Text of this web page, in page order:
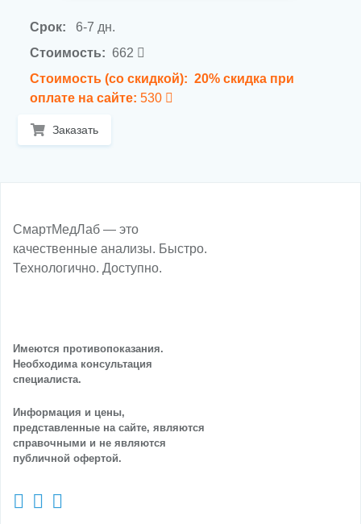
Срок:
6-7 дн.
Стоимость: 662
Стоимость (со скидкой): 20% скидка при
оплате на сайте: 530
Заказать
СмартМедЛаб — это
качественные анализы. Быстро.
Технологично. Доступно.
Имеются противопоказания.
Необходима консультация
специалиста.
Информация и цены,
представленные на сайте, являются
справочными и не являются
публичной офертой.